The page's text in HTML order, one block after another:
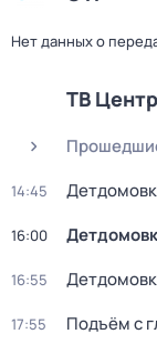
Нет данных о
ТВ Центр
14:45
16:00
16:55
17:55 Подъём с